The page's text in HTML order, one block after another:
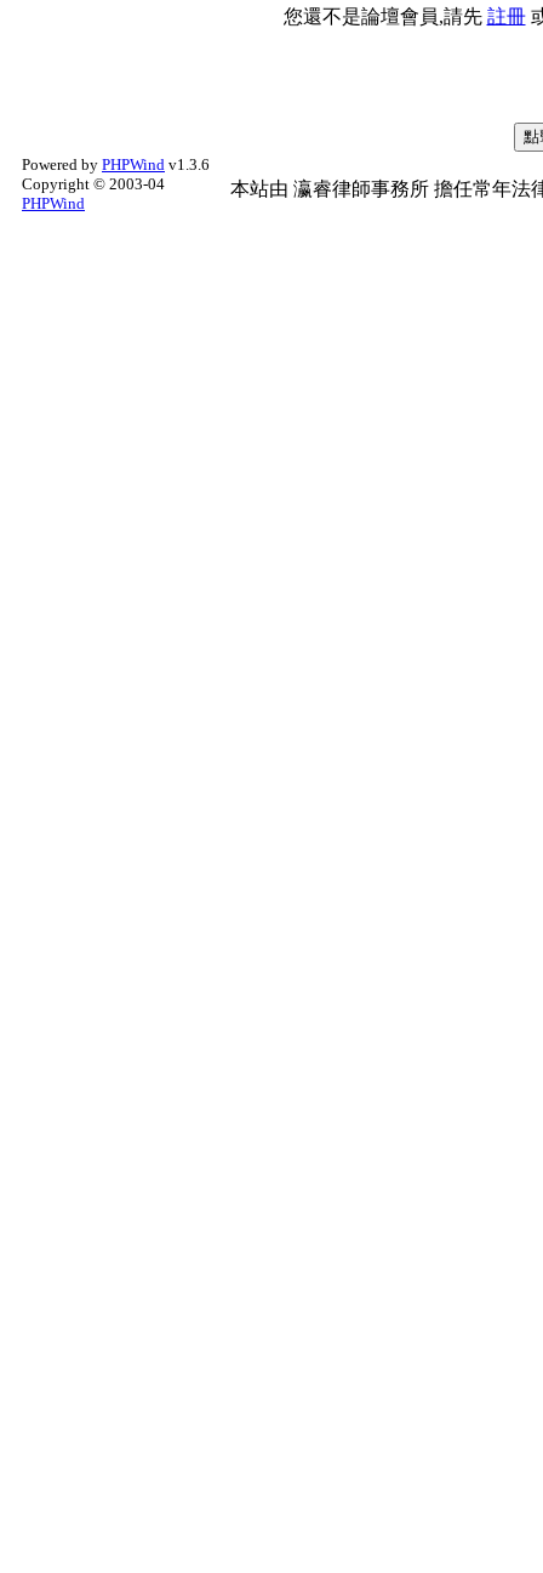
您還不是論壇會員,請先 註冊
Powered by PHPWind v1.3.6
Copyright © 2003-04
PHPWind
本站由 瀛睿律師事務所 擔任常年法